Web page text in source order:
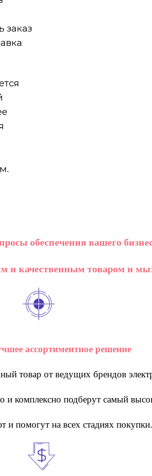
заказ
обеспечения вашего
и качественным товаром и
ассортиментное решение
товар от ведущих брендов
комплексно подберут самый
и помогут на всех стадиях покупки.